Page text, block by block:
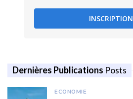
INSCRIPTION
Dernières Publications Posts
ECONOMIE